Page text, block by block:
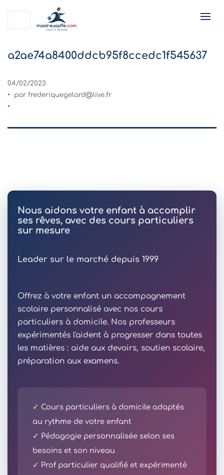
a2ae74a8400ddcb95f8ccedc1f545637
04/02/2023
par frederiquegelard@live.fr
Nous aidons votre enfant à accomplir
ses rêves, avec des cours particuliers
sur mesure
Leader sur le marché depuis 1999
Offrez à votre enfant un accompagnement
scolaire personnalisé avec nos cours
particuliers à domicile. Nos professeurs
expérimentés l'aident à progresser dans toutes
les matières : aide aux devoirs, soutien scolaire,
préparation aux examens.
✓ Cours particuliers à domicile adaptés
au rythme de votre enfant
✓ Pédagogie personnalisée selon ses
besoins et son niveau
✓ Prof particulier qualifié et expérimenté